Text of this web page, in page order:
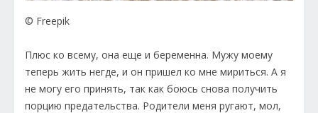
© Freepik
Плюс ко всему, она еще и беременна. Мужу моему
теперь жить негде, и он пришел ко мне мириться. А я
не могу его принять, так как боюсь снова получить
порцию предательства. Родители меня ругают, мол,